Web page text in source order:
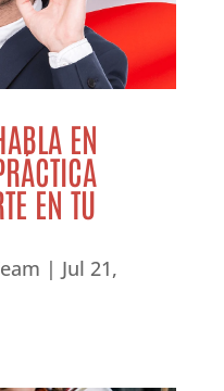
EN
EN TU
| Jul 21,